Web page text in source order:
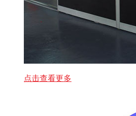
点击查看更多